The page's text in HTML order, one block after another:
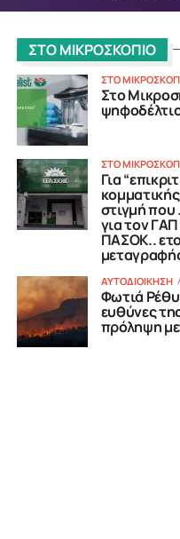
ΣΤΟ ΜΙΚΡΟΣΚΟΠΙΟ
ΣΤΟ
Στο
ΣΤΟ
Για
στιγμή που
για τον
ΠΑΣΟΚ..
ΑΥΤΟΔΙΟΙΚΗΣΗ
Φωτιά
ευθύνες
πρόληψη